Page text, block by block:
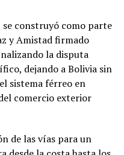
construyó como parte
y Amistad firmado
la disputa
dejando a Bolivia sin
sistema férreo en
comercio exterior
de las vías para un